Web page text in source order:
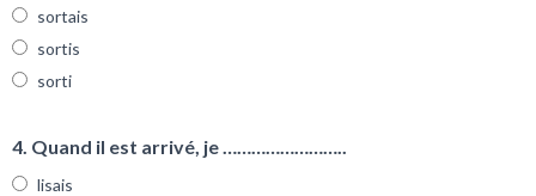
sortais
sortis
sorti
4. Quand il est arrivé, je ……………………..
lisais